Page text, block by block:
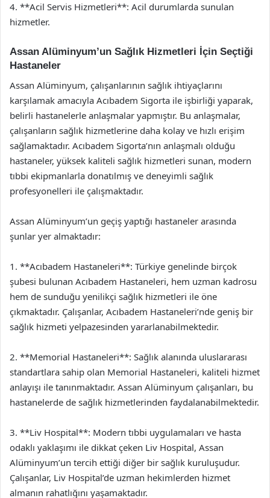
4. **Acil Servis Hizmetleri**: Acil durumlarda sunulan
hizmetler.
Assan Alüminyum’un Sağlık Hizmetleri İçin Seçtiği
Hastaneler
Assan Alüminyum, çalışanlarının sağlık ihtiyaçlarını
karşılamak amacıyla Acıbadem Sigorta ile işbirliği yaparak,
belirli hastanelerle anlaşmalar yapmıştır. Bu anlaşmalar,
çalışanların sağlık hizmetlerine daha kolay ve hızlı erişim
sağlamaktadır. Acıbadem Sigorta’nın anlaşmalı olduğu
hastaneler, yüksek kaliteli sağlık hizmetleri sunan, modern
tıbbi ekipmanlarla donatılmış ve deneyimli sağlık
profesyonelleri ile çalışmaktadır.
Assan Alüminyum’un geçiş yaptığı hastaneler arasında
şunlar yer almaktadır:
1. **Acıbadem Hastaneleri**: Türkiye genelinde birçok
şubesi bulunan Acıbadem Hastaneleri, hem uzman kadrosu
hem de sunduğu yenilikçi sağlık hizmetleri ile öne
çıkmaktadır. Çalışanlar, Acıbadem Hastaneleri’nde geniş bir
sağlık hizmeti yelpazesinden yararlanabilmektedir.
2. **Memorial Hastaneleri**: Sağlık alanında uluslararası
standartlara sahip olan Memorial Hastaneleri, kaliteli hizmet
anlayışı ile tanınmaktadır. Assan Alüminyum çalışanları, bu
hastanelerde de sağlık hizmetlerinden faydalanabilmektedir.
3. **Liv Hospital**: Modern tıbbi uygulamaları ve hasta
odaklı yaklaşımı ile dikkat çeken Liv Hospital, Assan
Alüminyum’un tercih ettiği diğer bir sağlık kuruluşudur.
Çalışanlar, Liv Hospital’de uzman hekimlerden hizmet
almanın rahatlığını yaşamaktadır.